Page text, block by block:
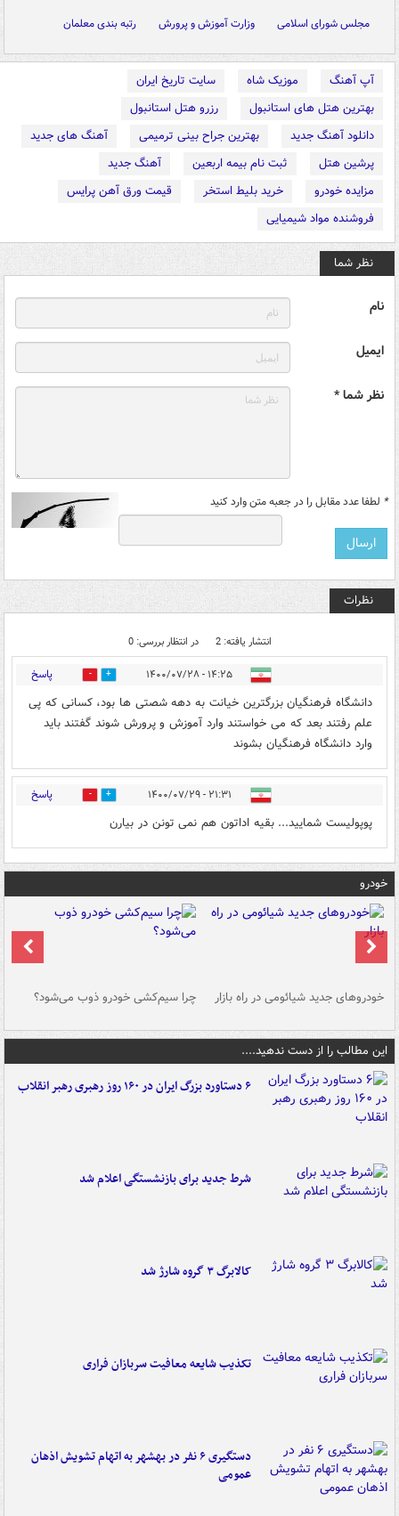
مجلس شورای اسلامی وزارت آموزش و پرورش رتبه بندی معلمان
آپ آهنگ موزیک شاه
سایت تاریخ ایران
بهترین هتل های استانبول
رزرو هتل استانبول
دانلود آهنگ جدید
بهترین جراح بینی ترمیمی
آهنگ های جدید
پرشین هتل
ثبت نام بیمه اربعین
آهنگ جدید
مزایده خودرو
خرید بلیط استخر
قیمت ورق آهن پرایس
فروشنده مواد شیمیایی
نظر شما
نام
ایمیل
نظر شما *
* لطفا عدد مقابل را در جعبه متن وارد کنید
نظرات
انتشار یافته: 2 در انتظار بررسی: 0
۱۴:۲۵ - ۱۴۰۰/۰۷/۲۸ 1 پاسخ
دانشگاه فرهنگیان بزرگترین خیانت به دهه شصتی ها بود، کسانی که پی
علم رفتند بعد که می خواستند وارد آموزش و پرورش شوند گفتند باید
وارد دانشگاه فرهنگیان بشوند
۲۱:۳۱ - ۱۴۰۰/۰۷/۲۹ 1 پاسخ
پوپولیست شمایید... بقیه اداتون هم نمی تونن در بیارن
خودرو
خودروهای جدید شیائومی در راه بازار چرا سیم‌کشی خودرو ذوب می‌شود؟
این مطالب را از دست ندهید....
۶ دستاورد بزرگ ایران در ۱۶۰ روز رهبری رهبر انقلاب
شرط جدید برای بازنشستگی اعلام شد
کالابرگ ۳ گروه شارژ شد
تکذیب شایعه معافیت سربازان فراری
دستگیری ۶ نفر در بهشهر به اتهام تشویش اذهان
عمومی